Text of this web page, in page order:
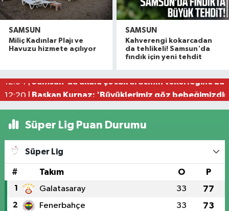
SAMSUN
Miliç Kadınlar Plajı ve
Havuzu hizmete açılıyor
SAMSUN
Kahverengi kokarcadan
da tehlikeli! Samsun'da
fındık için yeni tehdit
13:06 |Canik'te camiye giden çocuklar hediyelerine
13:03 |Dr. Murat Çan'dan dikkat çeken mesaj: "Çocuk
Samsun'da haber alınamayan gurbetçi polisi
12:20 |
Süper Lig Puan Durumu
Süper Lig
# Takım O P
1 Galatasaray 33 77
2 Fenerbahçe 33 73